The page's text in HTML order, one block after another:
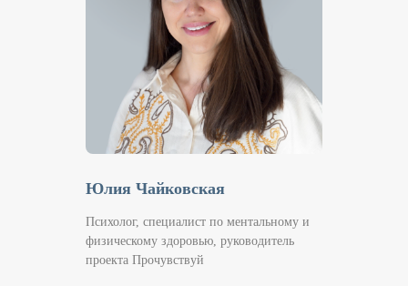
Юлия Чайковская
Психолог, специалист по ментальному и
физическому здоровью, руководитель
проекта Прочувствуй